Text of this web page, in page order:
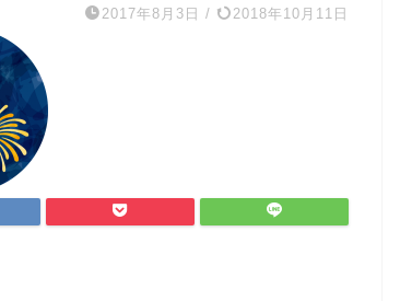
2017年8月3日 / 2018年10月11日